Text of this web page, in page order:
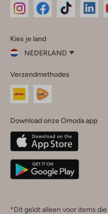
InstagramFacebook
Kies je land
NEDERLAND
je
land
Nederland
Belgique(Français)
Deutschland
Verzendmethodes
Download onze Omoda app
*Dit geldt alleen voor items